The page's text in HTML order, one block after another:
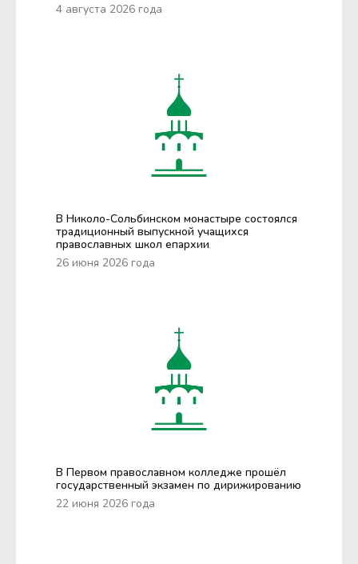
4 августа 2026 года
В Николо-Сольбинском монастыре состоялся
традиционный выпускной учащихся
православных школ епархии
26 июня 2026 года
В Первом православном колледже прошёл
государственный экзамен по дирижированию
22 июня 2026 года